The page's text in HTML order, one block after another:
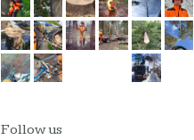
Follow us